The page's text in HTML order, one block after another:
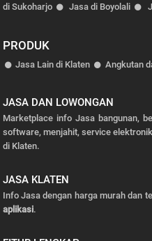
di Sukoharjo Jasa di Boyolali
PRODUK
Jasa Lain di Klaten Angkutan
JASA DAN LOWONGAN
Marketplace info Jasa bangunan,
software, menjahit, service
di Klaten.
JASA KLATEN
Info Jasa dengan harga murah dan
aplikasi.